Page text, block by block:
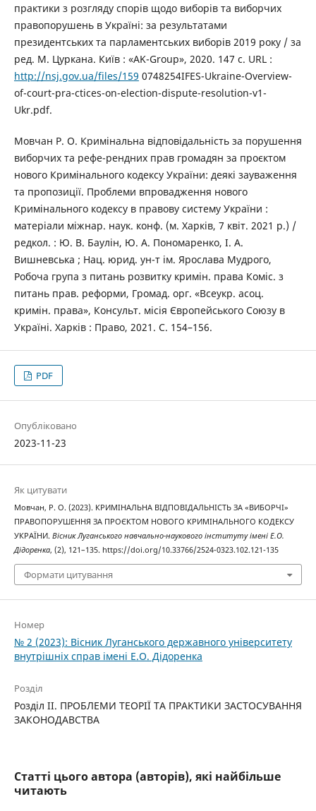
практики з розгляду спорів щодо виборів та виборчих
правопорушень в Україні: за результатами
президентських та парламентських виборів 2019 року / за
ред. М. Цуркана. Київ : «AK-Group», 2020. 147 c. URL :
http://nsj.gov.ua/files/159 0748254IFES-Ukraine-Overview-
of-court-pra-ctices-on-election-dispute-resolution-v1-
Ukr.pdf.
Мовчан Р. О. Кримінальна відповідальність за порушення
виборчих та рефе-рендних прав громадян за проєктом
нового Кримінального кодексу України: деякі зауваження
та пропозиції. Проблеми впровадження нового
Кримінального кодексу в правову систему України :
матеріали міжнар. наук. конф. (м. Харків, 7 квіт. 2021 р.) /
редкол. : Ю. В. Баулін, Ю. А. Пономаренко, І. А.
Вишневська ; Нац. юрид. ун-т ім. Ярослава Мудрого,
Робоча група з питань розвитку кримін. права Коміс. з
питань прав. реформи, Громад. орг. «Всеукр. асоц.
кримін. права», Консульт. місія Європейського Союзу в
Україні. Харків : Право, 2021. С. 154–156.
PDF
Опубліковано
2023-11-23
Як цитувати
Мовчан, Р. О. (2023). КРИМІНАЛЬНА ВІДПОВІДАЛЬНІСТЬ ЗА «ВИБОРЧІ»
ПРАВОПОРУШЕННЯ ЗА ПРОЄКТОМ НОВОГО КРИМІНАЛЬНОГО КОДЕКСУ
УКРАЇНИ. Вісник Луганського навчально-наукового інституту імені Е.О.
Дідоренка, (2), 121–135. https://doi.org/10.33766/2524-0323.102.121-135
Формати цитування
Номер
№ 2 (2023): Вісник Луганського державного університету
внутрішніх справ імені Е.О. Дідоренка
Розділ
Розділ II. ПРОБЛЕМИ ТЕОРІЇ ТА ПРАКТИКИ ЗАСТОСУВАННЯ
ЗАКОНОДАВСТВА
Статті цього автора (авторів), які найбільше
читають